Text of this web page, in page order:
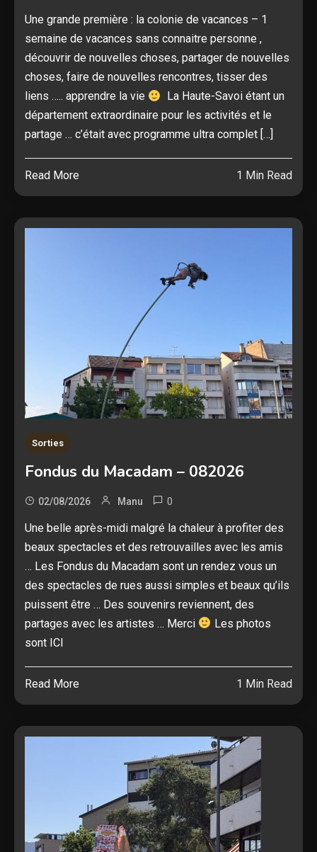
Une grande première : la colonie de vacances – 1
semaine de vacances sans connaitre personne ,
découvrir de nouvelles choses, partager de nouvelles
choses, faire de nouvelles rencontres, tisser des
liens ….. apprendre la vie
La Haute-Savoi étant un
département extraordinaire pour les activités et le
partage … c’était avec programme ultra complet […]
Read More 1 Min Read
Sorties
Fondus du Macadam – 082026
02/08/2026 Manu 0
Une belle après-midi malgré la chaleur à profiter des
beaux spectacles et des retrouvailles avec les amis
… Les Fondus du Macadam sont un rendez vous un
des spectacles de rues aussi simples et beaux qu’ils
puissent être … Des souvenirs reviennent, des
partages avec les artistes … Merci
Les photos
sont ICI
Read More 1 Min Read